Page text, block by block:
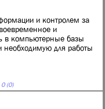
и контролем за
и
в компьютерные базы
для работы
(0)